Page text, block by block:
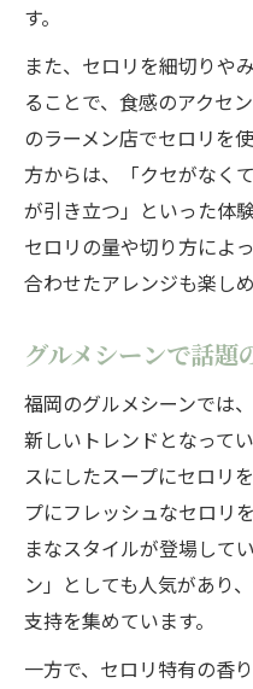
す。
また、セロリを細切りや
ることで、食感のアクセ
のラーメン店でセロリを
方からは、「クセがなく
が引き立つ」といった体
セロリの量や切り方によ
合わせたアレンジも楽しめ
グルメシーンで話題
福岡のグルメシーンでは
新しいトレンドとなって
スにしたスープにセロリ
プにフレッシュなセロリ
まなスタイルが登場して
ン」としても人気があり
支持を集めています。
一方で、セロリ特有の香